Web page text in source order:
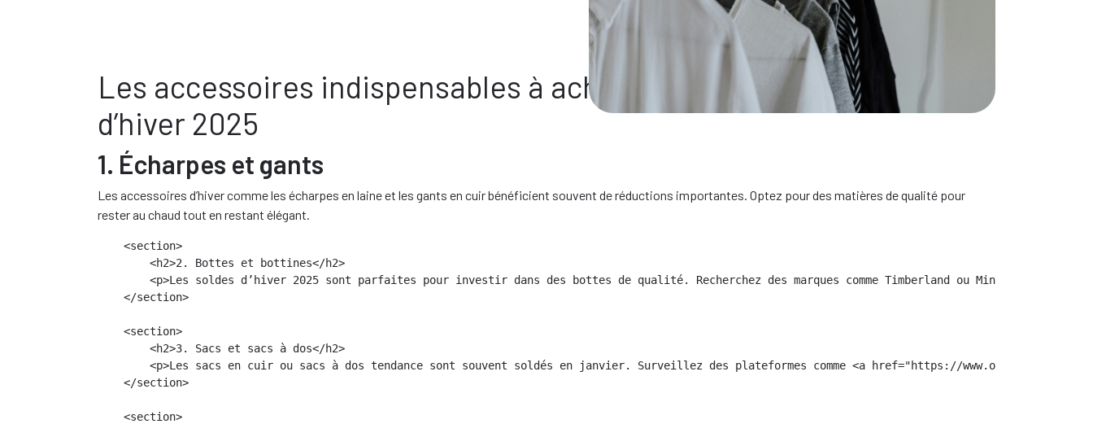
Les accessoires indispensables à acheter pendant les soldes
d’hiver 2025
1. Écharpes et gants
Les accessoires d’hiver comme les écharpes en laine et les gants en cuir bénéficient souvent de réductions importantes. Optez pour des matières de qualité pour
rester au chaud tout en restant élégant.
    <section>
        <h2>2. Bottes et bottines</h2>
<p>Les soldes d’hiver 2025 sont parfaites pour investir dans des bottes de qualité. Recherchez des marques comme Timberland ou Minelli pour des
    </section>
    <section>
        <h2>3. Sacs et sacs à dos</h2>
<p>Les sacs en cuir ou sacs à dos tendance sont souvent soldés en janvier. Surveillez des plateformes comme <a href="https://
    </section>
    <section>